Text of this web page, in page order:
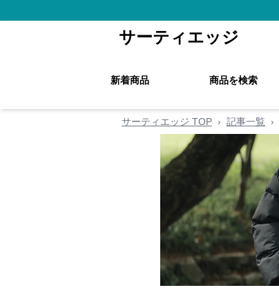
サーティエッジ
新着商品 商品を検索
サーティエッジ TOP › 記事一覧 ›